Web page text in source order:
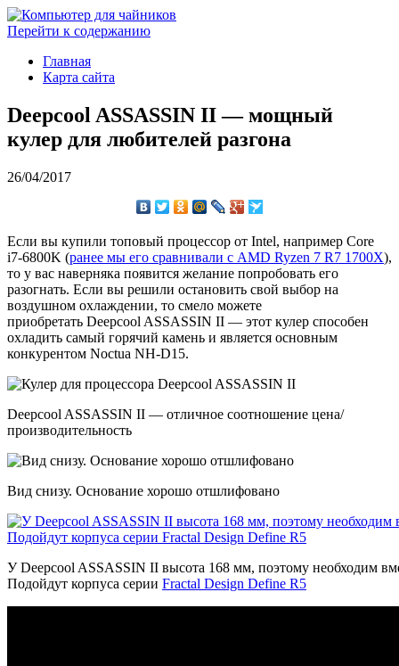
Перейти к содержанию
Главная
Карта сайта
Deepcool ASSASSIN II — мощный
кулер для любителей разгона
26/04/2017
Если вы купили топовый процессор от Intel, например Core
i7-6800K (ранее мы его сравнивали с AMD Ryzen 7 R7 1700X),
то у вас наверняка появится желание попробовать его
разогнать. Если вы решили остановить свой выбор на
воздушном охлаждении, то смело можете
приобретать Deepcool ASSASSIN II — этот кулер способен
охладить самый горячий камень и является основным
конкурентом Noctua NH-D15.
Deepcool ASSASSIN II — отличное соотношение цена/
производительность
Вид снизу. Основание хорошо отшлифовано
У Deepcool ASSASSIN II высота 168 мм, поэтому необходим
Подойдут корпуса серии Fractal Design Define R5